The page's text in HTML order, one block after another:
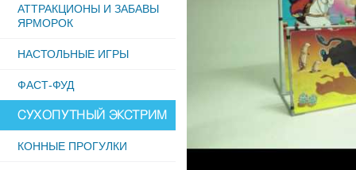
АТТРАКЦИОНЫ И ЗАБАВЫ
ЯРМОРОК
НАСТОЛЬНЫЕ ИГРЫ
ФАСТ-ФУД
СУХОПУТНЫЙ ЭКСТРИМ
КОННЫЕ ПРОГУЛКИ